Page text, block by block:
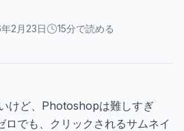
2月23日 15分で読める
けど、Photoshopは難しすぎ
ロでも、クリックされるサムネイ